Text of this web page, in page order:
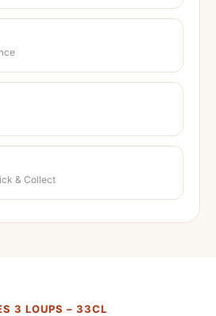
& Collect
3 LOUPS – 33CL